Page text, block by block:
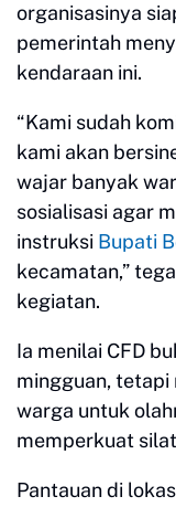
organisasinya
pemerintah
kendaraan ini.
“Kami sudah
kami akan
wajar banyak
sosialisasi agar
instruksi Bupati
kecamatan,”
kegiatan.
Ia menilai CFD
mingguan, tetapi
warga untuk
memperkuat
Pantauan di